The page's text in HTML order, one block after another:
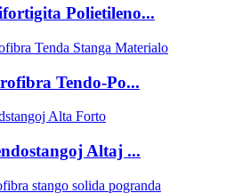
Polietileno...
Tendo-Po...
Altaj ...